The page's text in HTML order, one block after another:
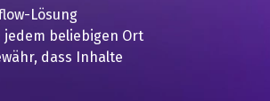
Lösung
beliebigen Ort
dass Inhalte